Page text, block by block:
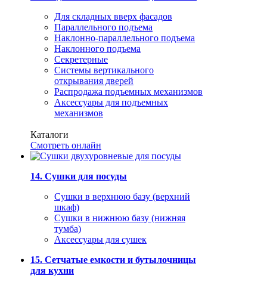
Для складных вверх фасадов
Параллельного подъема
Наклонно-параллельного подъема
Наклонного подъема
Секретерные
Системы вертикального
открывания дверей
Распродажа подъемных механизмов
Аксессуары для подъемных
механизмов
Каталоги
Смотреть онлайн
14. Сушки для посуды
Сушки в верхнюю базу (верхний
шкаф)
Сушки в нижнюю базу (нижняя
тумба)
Аксессуары для сушек
15. Сетчатые емкости и бутылочницы
для кухни